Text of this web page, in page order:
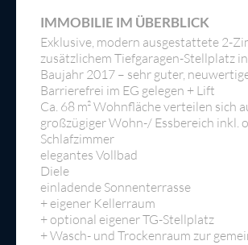
IMMOBILIE IM ÜBERBLICK
Exklusive, modern ausgestattete 2-
zusätzlichem Tiefgaragen-Stellplatz
Baujahr 2017 – sehr guter,
Barrierefrei im EG gelegen + Lift
Ca. 68 m² Wohnfläche verteilen sich
großzügiger Wohn-/ Essbereich inkl.
Schlafzimmer
elegantes Vollbad
Diele
einladende Sonnenterrasse
+ eigener Kellerraum
+ optional eigener TG-Stellplatz
+ Wasch- und Trockenraum zur